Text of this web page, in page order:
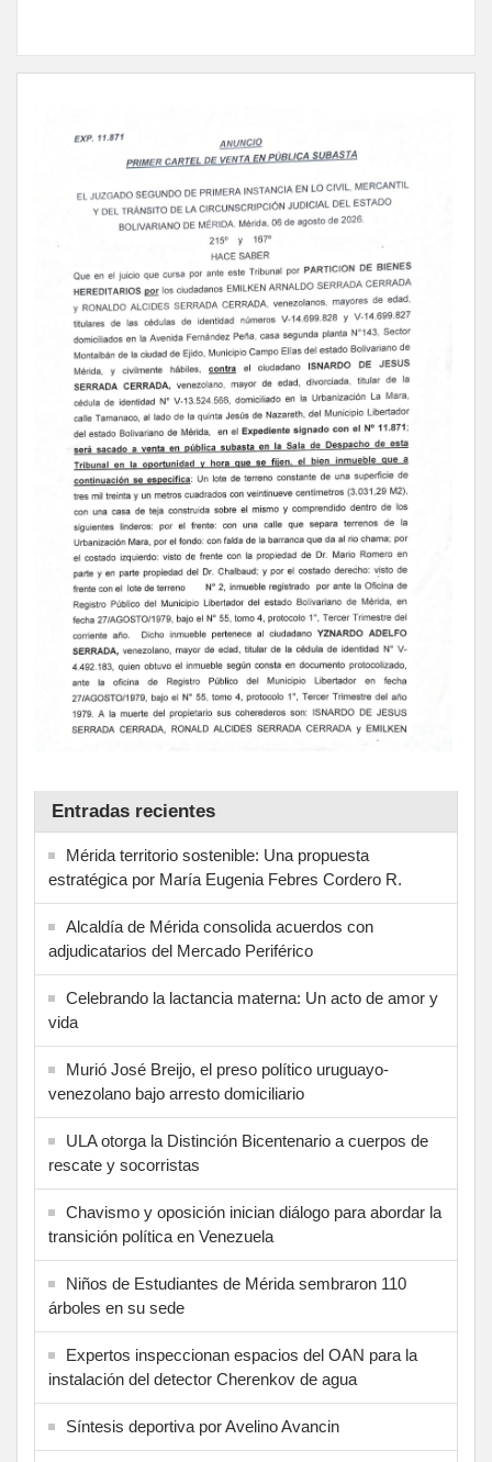
Entradas recientes
Mérida territorio sostenible: Una propuesta
estratégica por María Eugenia Febres Cordero R.
Alcaldía de Mérida consolida acuerdos con
adjudicatarios del Mercado Periférico
Celebrando la lactancia materna: Un acto de amor y
vida
Murió José Breijo, el preso político uruguayo-
venezolano bajo arresto domiciliario
ULA otorga la Distinción Bicentenario a cuerpos de
rescate y socorristas
Chavismo y oposición inician diálogo para abordar la
transición política en Venezuela
Niños de Estudiantes de Mérida sembraron 110
árboles en su sede
Expertos inspeccionan espacios del OAN para la
instalación del detector Cherenkov de agua
Síntesis deportiva por Avelino Avancin